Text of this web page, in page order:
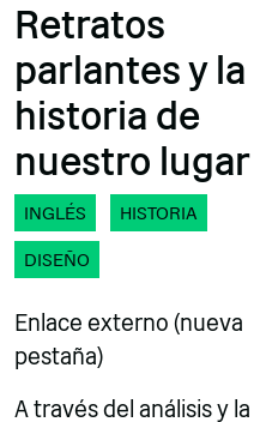
Retratos
parlantes y la
historia de
nuestro lugar
INGLÉS HISTORIA
DISEÑO
Enlace externo (nueva
pestaña)
A través del análisis y la